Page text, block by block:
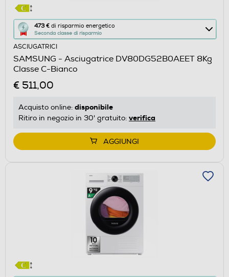
473 € di risparmio energetico
Seconda classe di risparmio
Questa
azione
aprirà
il
Calcolatore
di
energetico
Youreko.
ASCIUGATRICI
SAMSUNG - Asciugatrice DV80DG52B0AEET 8Kg
Classe C-Bianco
€ 511,00
Acquisto online: disponibile
Ritiro in negozio in 30' gratuito: verifica
AGGIUNGI